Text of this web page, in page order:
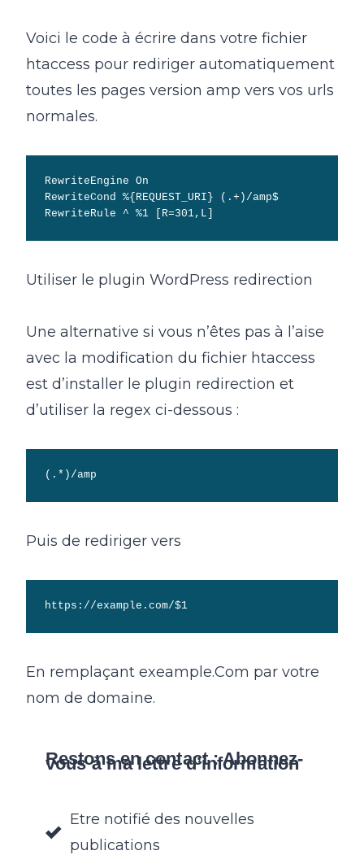
Voici le code à écrire dans votre fichier
htaccess pour rediriger automatiquement
toutes les pages version amp vers vos urls
normales.
RewriteEngine On
RewriteCond %{REQUEST_URI} (.+)/amp$
RewriteRule ^ %1 [R=301,L]
Utiliser le plugin WordPress redirection
Une alternative si vous n’êtes pas à l’aise
avec la modification du fichier htaccess
est d’installer le plugin redirection et
d’utiliser la regex ci-dessous :
(.*)/amp
Puis de rediriger vers
https://example.com/$1
En remplaçant exeample.Com par votre
nom de domaine.
Restons en contact : Abonnez-
vous à ma lettre d’information
Etre notifié des nouvelles
publications